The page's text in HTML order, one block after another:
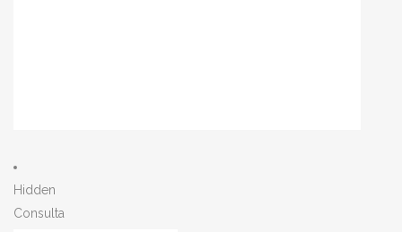
Hidden
Consulta